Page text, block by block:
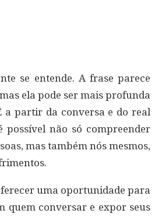
se entende. A frase parece
ela pode ser mais profunda
a partir da conversa e do real
possível não só compreender
mas também nós mesmos,
uma oportunidade para
quem conversar e expor seus